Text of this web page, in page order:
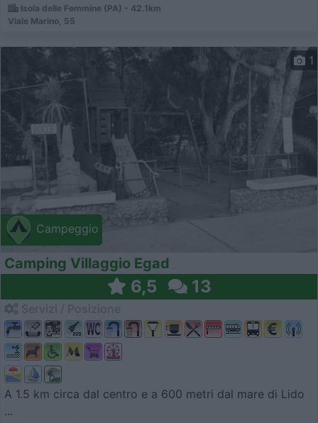
Isola delle Femmine (PA) - 42.1km
Viale Marino, 55
Campeggio
1
Camping Villaggio Egad
6,5 13
A 1.5 km circa dal centro e a 600 metri dal mare di Lido
...